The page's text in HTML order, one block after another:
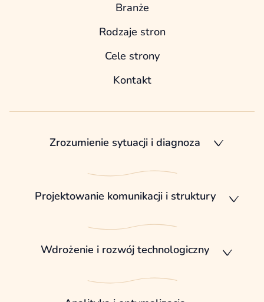
Branże
Rodzaje stron
Cele strony
Kontakt
Zrozumienie sytuacji i diagnoza
Projektowanie komunikacji i struktury
Wdrożenie i rozwój technologiczny